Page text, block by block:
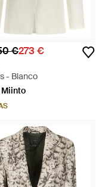
€273 €
- Blanco
Miinto